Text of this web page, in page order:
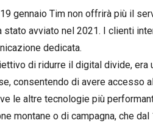
gennaio Tim non offrirà più il
stato avviato nel 2021. I clienti
dedicata.
di ridurre il digital divide,
consentendo di avere accesso
le altre tecnologie più
montane o di campagna, che